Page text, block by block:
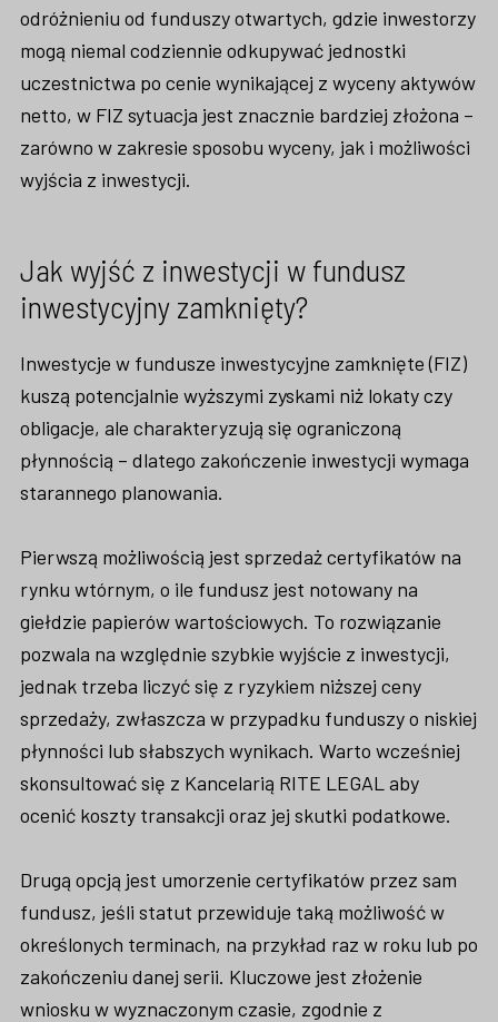
odróżnieniu od funduszy otwartych, gdzie inwestorzy
mogą niemal codziennie odkupywać jednostki
uczestnictwa po cenie wynikającej z wyceny aktywów
netto, w FIZ sytuacja jest znacznie bardziej złożona –
zarówno w zakresie sposobu wyceny, jak i możliwości
wyjścia z inwestycji.
Jak wyjść z inwestycji w fundusz
inwestycyjny zamknięty?
Inwestycje w fundusze inwestycyjne zamknięte (FIZ)
kuszą potencjalnie wyższymi zyskami niż lokaty czy
obligacje, ale charakteryzują się ograniczoną
płynnością – dlatego zakończenie inwestycji wymaga
starannego planowania.
Pierwszą możliwością jest sprzedaż certyfikatów na
rynku wtórnym, o ile fundusz jest notowany na
giełdzie papierów wartościowych. To rozwiązanie
pozwala na względnie szybkie wyjście z inwestycji,
jednak trzeba liczyć się z ryzykiem niższej ceny
sprzedaży, zwłaszcza w przypadku funduszy o niskiej
płynności lub słabszych wynikach. Warto wcześniej
skonsultować się z Kancelarią RITE LEGAL aby
ocenić koszty transakcji oraz jej skutki podatkowe.
Drugą opcją jest umorzenie certyfikatów przez sam
fundusz, jeśli statut przewiduje taką możliwość w
określonych terminach, na przykład raz w roku lub po
zakończeniu danej serii. Kluczowe jest złożenie
wniosku w wyznaczonym czasie, zgodnie z